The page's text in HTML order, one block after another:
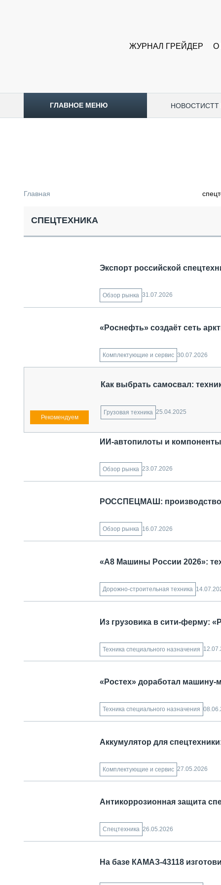
ЖУРНАЛ ГРЕЙДЕР О
ГЛАВНОЕ МЕНЮ НОВОСТИCTT
СПЕЦТЕХНИКА И ТРАНСПОРТ
ГРУЗОПЕРЕВОЗКИ
ТЕХНИКА КРУПНЫМ ПЛАНОМ
ДОРОЖНАЯ ИНДУСТРИЯ
СЕРВИСМЕНЫ
Главная
СПЕЦТЕХНИКА
Экспорт российской
Обзор рынка 31.07.2026
«Роснефть» создаёт сеть
Комплектующие и сервис 30.07.2026
Как выбрать самосвал:
Грузовая техника 25.04.2025
ИИ-автопилоты и
Обзор рынка 23.07.2026
РОССПЕЦМАШ: производство
Обзор рынка 16.07.2026
«А8 Машины России 2026»:
Дорожно-строительная техника
Из грузовика в сити-ферму:
Техника специального назначения
«Ростех» доработал машину-
Техника специального назначения
Аккумулятор для
Комплектующие и сервис 27.05.2026
Антикоррозионная защита
Спецтехника 26.05.2026
На базе КАМАЗ-43118